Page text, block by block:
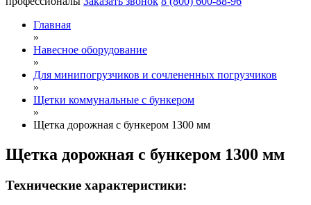
Главная
»
Навесное оборудование
»
Для минипогрузчиков и сочлененных погрузчиков
»
Щетки коммунальные с бункером
»
Щетка дорожная с бункером 1300 мм
Щетка дорожная с бункером 1300 мм
Технические характеристики: